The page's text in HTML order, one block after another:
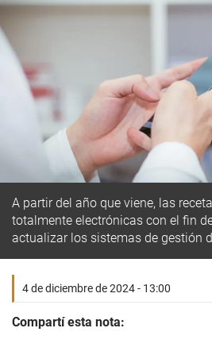
A partir del año que viene, las
totalmente electrónicas con el fin
actualizar los sistemas de gestión
4 de diciembre de 2024 - 13:00
Compartí esta nota: